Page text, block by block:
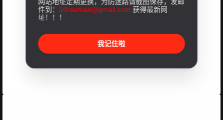
件到： 18rouman@gmail.com 获得最新网
址！！！
我记住啦